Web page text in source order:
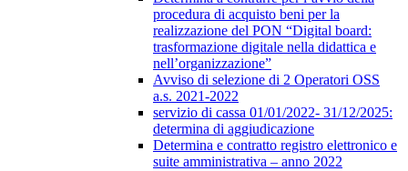
procedura di acquisto beni per la
realizzazione del PON “Digital board:
trasformazione digitale nella didattica e
nell’organizzazione”
Avviso di selezione di 2 Operatori OSS
a.s. 2021-2022
servizio di cassa 01/01/2022- 31/12/2025:
determina di aggiudicazione
Determina e contratto registro elettronico e
suite amministrativa – anno 2022